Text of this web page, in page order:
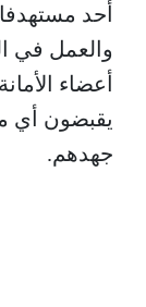
أحد
والعمل في
أعضاء
يقبضون أي
جهدهم.